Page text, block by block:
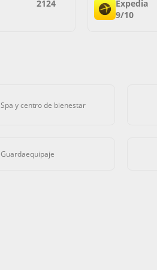
2124
Expedia
9/10
Spa y centro de bienestar
Guardaequipaje